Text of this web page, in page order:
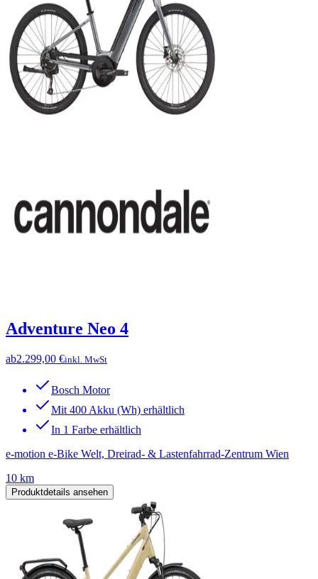
Adventure Neo 4
ab2.299,00 €inkl. MwSt
Bosch Motor
Mit 400 Akku (Wh) erhältlich
In 1 Farbe erhältlich
e-motion e-Bike Welt, Dreirad- & Lastenfahrrad-Zentrum Wien
10 km
Produktdetails ansehen